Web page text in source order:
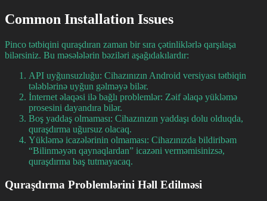
Common Installation Issues
Pinco tətbiqini quraşdıran zaman bir sıra çətinliklərlə qarşılaşa
bilərsiniz. Bu məsələlərin bəziləri aşağıdakılardır:
API uyğunsuzluğu: Cihazınızın Android versiyası tətbiqin
tələblərinə uyğun gəlməyə bilər.
İnternet əlaqəsi ilə bağlı problemlər: Zəif əlaqə yükləmə
prosesini dayandıra bilər.
Boş yaddaş olmaması: Cihazınızın yaddaşı dolu olduqda,
quraşdırma uğursuz olacaq.
Yükləmə icazələrinin olmaması: Cihazınızda bildiribəm
“Bilinməyən qaynaqlardan” icazəni verməmisinizsə,
quraşdırma baş tutmayacaq.
Quraşdırma Problemlərini Həll Edilməsi